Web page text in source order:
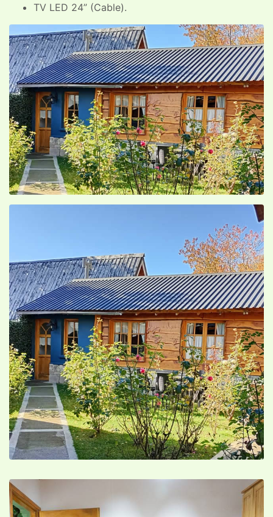
TV LED 24” (Cable).